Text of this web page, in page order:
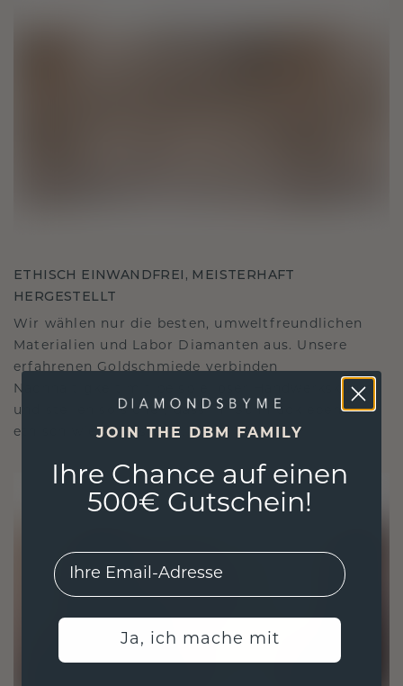
ETHISCH EINWANDFREI, MEISTERHAFT
HERGESTELLT
Wir wählen nur die besten, umweltfreundlichen
Materialien und Labor Diamanten aus. Unsere
erfahrenen Goldschmiede verbinden
Nachhaltigkeit mit beispielloser Handwerkskunst
und stellen so sicher, dass Ihr Schmuck ebenso
ethisch wie exquisit ist.JOIN THE DBM FAMILY
Ihre Chance auf einen
500€ Gutschein!
EMail
Ja, ich mache mit